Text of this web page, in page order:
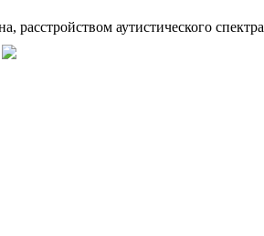
расстройством аутистического спектра